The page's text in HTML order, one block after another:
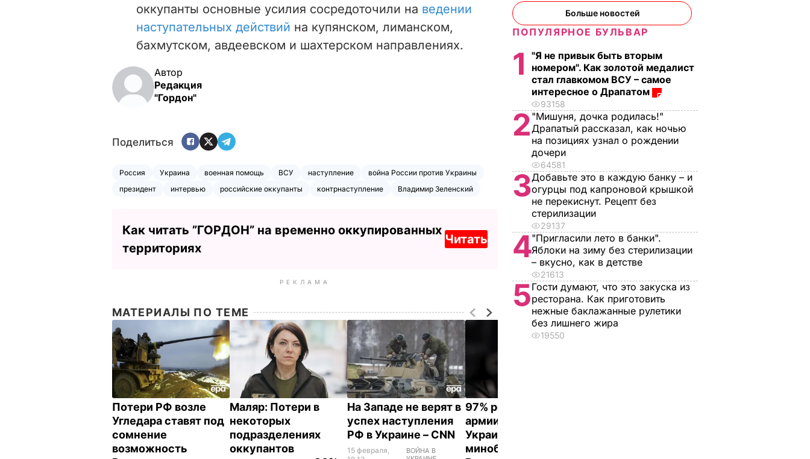
оккупанты основные усилия сосредоточили на ведении
наступательных действий на купянском, лиманском,
бахмутском, авдеевском и шахтерском направлениях.
Автор
Редакция
"Гордон"
Поделиться
Россия Украина военная помощь ВСУ наступление
война России против Украины
президент
интервью российские оккупанты контрнаступление Владимир Зеленский
Как читать ”ГОРДОН” на временно оккупированных
территориях
Читать
РЕКЛАМА
МАТЕРИАЛЫ ПО ТЕМЕ
Потери РФ возле
Угледара ставят под
сомнение
возможность
Маляр: Потери в
некоторых
подразделениях
оккупантов
На Западе не верят в
успех наступления
РФ в Украине – CNN
15 февраля,
ВОЙНА В
97% российской
армии находится в
Украине –
минобороны
Больше новостей
ПОПУЛЯРНОЕ БУЛЬВАР
1
"Я не привык быть вторым
номером". Как золотой медалист
стал главкомом ВСУ – самое
интересное о Драпатом
93158
2 "Мишуня, дочка родилась!"
Драпатый рассказал, как ночью
на позициях узнал о рождении
дочери
64581
3Добавьте это в каждую банку – и
огурцы под капроновой крышкой
не перекиснут. Рецепт без
стерилизации
29137
4"Пригласили лето в банки".
Яблоки на зиму без стерилизации
– вкусно, как в детстве
21613
5Гости думают, что это закуска из
ресторана. Как приготовить
нежные баклажанные рулетики
без лишнего жира
19550